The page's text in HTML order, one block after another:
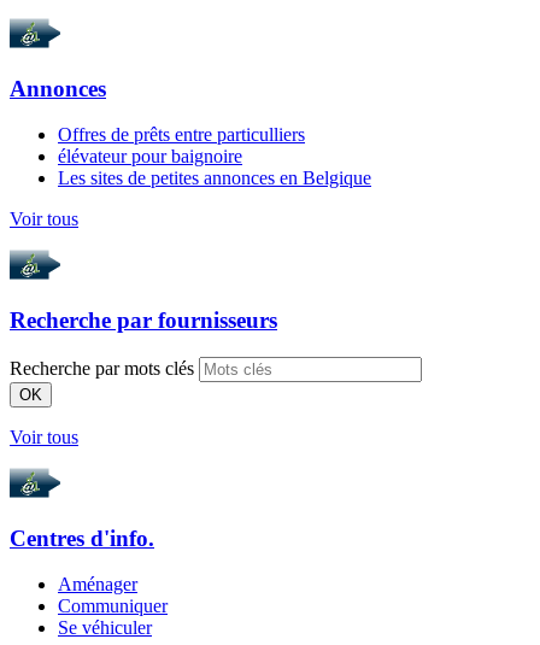
Annonces
Offres de prêts entre particulliers
élévateur pour baignoire
Les sites de petites annonces en Belgique
Voir tous
Recherche par fournisseurs
Recherche par mots clés
OK
Voir tous
Centres d'info.
Aménager
Communiquer
Se véhiculer